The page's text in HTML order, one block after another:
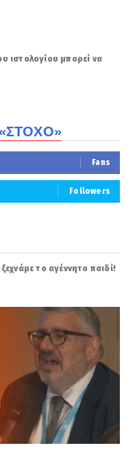
ιστολογίου μπορεί να
Fans
Followers
το αγέννητο παιδί!